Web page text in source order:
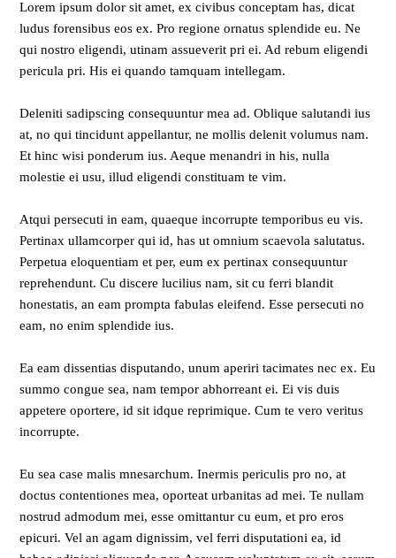
Lorem ipsum dolor sit amet, ex civibus conceptam has, dicat
ludus forensibus eos ex. Pro regione ornatus splendide eu. Ne
qui nostro eligendi, utinam assueverit pri ei. Ad rebum eligendi
pericula pri. His ei quando tamquam intellegam.
Deleniti sadipscing consequuntur mea ad. Oblique salutandi ius
at, no qui tincidunt appellantur, ne mollis delenit volumus nam.
Et hinc wisi ponderum ius. Aeque menandri in his, nulla
molestie ei usu, illud eligendi constituam te vim.
Atqui persecuti in eam, quaeque incorrupte temporibus eu vis.
Pertinax ullamcorper qui id, has ut omnium scaevola salutatus.
Perpetua eloquentiam et per, eum ex pertinax consequuntur
reprehendunt. Cu discere lucilius nam, sit cu ferri blandit
honestatis, an eam prompta fabulas eleifend. Esse persecuti no
eam, no enim splendide ius.
Ea eam dissentias disputando, unum aperiri tacimates nec ex. Eu
summo congue sea, nam tempor abhorreant ei. Ei vis duis
appetere oportere, id sit idque reprimique. Cum te vero veritus
incorrupte.
Eu sea case malis mnesarchum. Inermis periculis pro no, at
doctus contentiones mea, oporteat urbanitas ad mei. Te nullam
nostrud admodum mei, esse omittantur cu eum, et pro eros
epicuri. Vel an agam dignissim, vel ferri disputationi ea, id